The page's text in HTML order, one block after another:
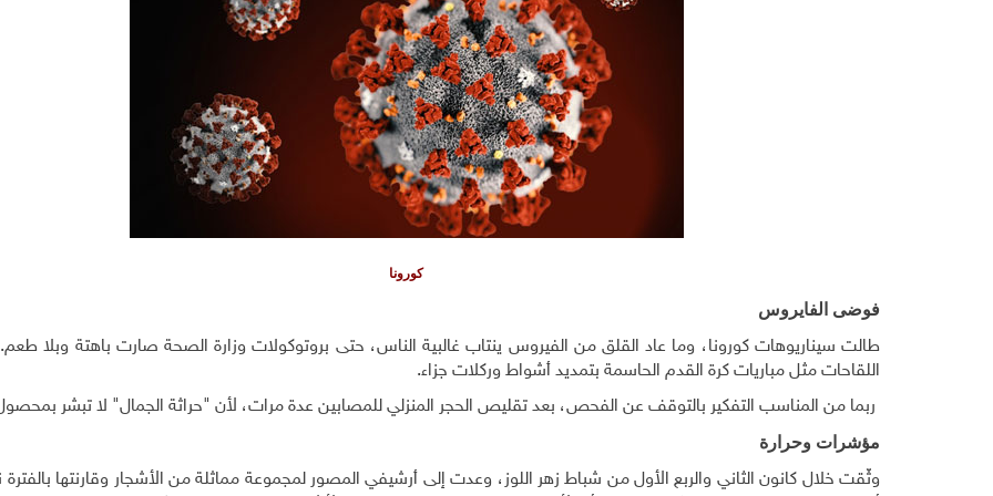
كورونا
فوضى الفايروس
طالت سيناريوهات كورونا، وما عاد القلق من الفيروس ينتاب غالبية الناس، حتى بروتوكولات وزارة الصحة صارت باهتة وبلا
اللقاحات مثل مباريات كرة القدم الحاسمة بتمديد أشواط وركلات جزاء.
ربما من المناسب التفكير بالتوقف عن الفحص، بعد تقليص الحجر المنزلي للمصابين عدة مرات، لأن "حراثة الجمال" لا تبشر
مؤشرات وحرارة
وثّقت خلال كانون الثاني والربع الأول من شباط زهر اللوز، وعدت إلى أرشيفي المصور لمجموعة مماثلة من الأشجار وقارنتها